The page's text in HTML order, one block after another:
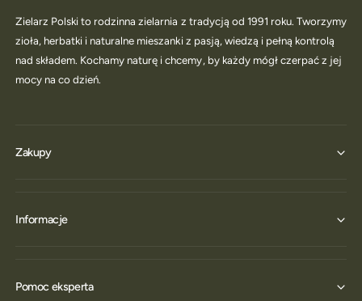
Zielarz Polski to rodzinna zielarnia z tradycją od 1991 roku. Tworzymy
zioła, herbatki i naturalne mieszanki z pasją, wiedzą i pełną kontrolą
nad składem. Kochamy naturę i chcemy, by każdy mógł czerpać z jej
mocy na co dzień.
Zakupy
Informacje
Pomoc eksperta